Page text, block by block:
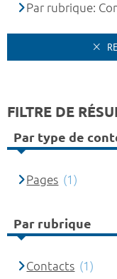
Par rubrique:
FILTRE DE
Par type de
Pages (1)
Par rubrique
Contacts (1)